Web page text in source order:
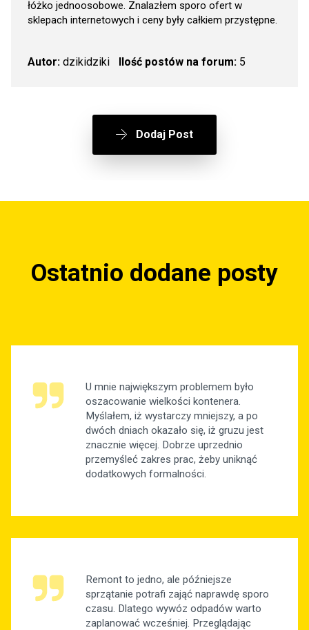
łóżko jednoosobowe. Znalazłem sporo ofert w
sklepach internetowych i ceny były całkiem przystępne.
Autor: dzikidziki Ilość postów na forum:5
Dodaj Post
Ostatnio dodane posty
U mnie największym problemem było
oszacowanie wielkości kontenera.
Myślałem, iż wystarczy mniejszy, a po
dwóch dniach okazało się, iż gruzu jest
znacznie więcej. Dobrze uprzednio
przemyśleć zakres prac, żeby uniknąć
dodatkowych formalności.
Remont to jedno, ale późniejsze
sprzątanie potrafi zająć naprawdę sporo
czasu. Dlatego wywóz odpadów warto
zaplanować wcześniej. Przeglądając